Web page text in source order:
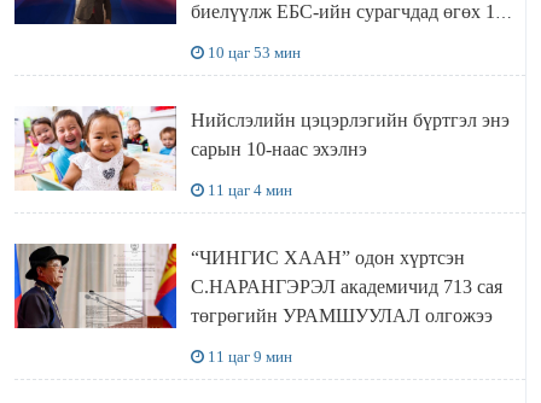
биелүүлж ЕБС-ийн сурагчдад өгөх 10.
10 цаг 53 мин
Нийслэлийн цэцэрлэгийн бүртгэл энэ
сарын 10-наас эхэлнэ
11 цаг 4 мин
“ЧИНГИС ХААН” одон хүртсэн
С.НАРАНГЭРЭЛ академичид 713 сая
төгрөгийн УРАМШУУЛАЛ олгожээ
11 цаг 9 мин